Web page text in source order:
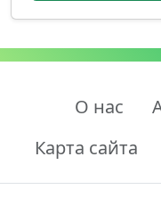
О нас
Карта сайта